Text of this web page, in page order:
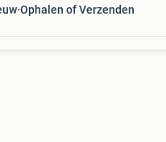
Ophalen of Verzenden